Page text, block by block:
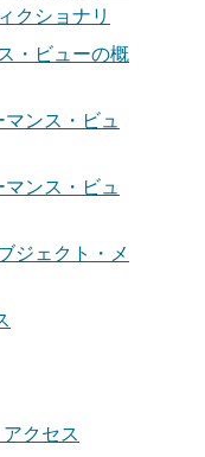
クショナリ
・ビューの概
ンス・ビュ
ンス・ビュ
ジェクト・メ
クセス